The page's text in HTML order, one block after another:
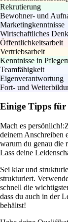
Rekrutierung
Bewohner- und
Marketingkenntnisse
Wirtschaftliches
Öffentlichkeitsarbeit
Vertriebsarbeit
Kenntnisse in
Teamfähigkeit
Eigenverantwortung
Fort- und
Einige Tipps für
Mach es persönlich!:
deinem Anschreiben
warum du genau die
Lass deine
Sei klar und
strukturiert.
schnell die
dass du auch in der
behältst!